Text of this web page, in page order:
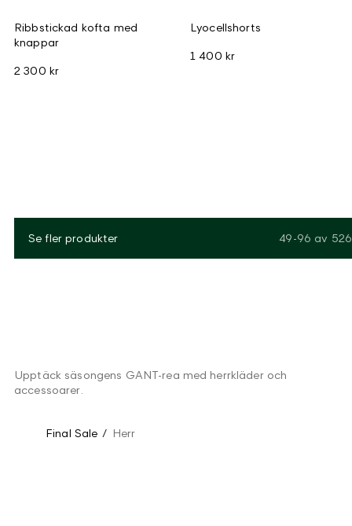
Ribbstickad kofta med
knappar
2 300 kr
Lyocellshorts
1 400 kr
Se fler produkter 49-96 av 526
Upptäck säsongens GANT-rea med herrkläder och
accessoarer.
Final Sale / Herr